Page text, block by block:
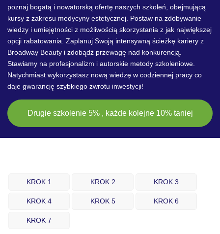
poznaj bogatą i nowatorską ofertę naszych szkoleń, obejmującą
kursy z zakresu medycyny estetycznej. Postaw na zdobywanie
wiedzy i umiejętności z możliwością skorzystania z jak największej
opcji rabatowania. Zaplanuj Swoją intensywną ścieżkę kariery z
Broadway Beauty i zdobądź przewagę nad konkurencją.
Stawiamy na profesjonalizm i autorskie metody szkoleniowe.
Natychmiast wykorzystasz nową wiedzę w codziennej pracy co
daje gwarancję szybkiego zwrotu inwestycji!
Drugie szkolenie 5% , każde kolejne 10% taniej
KROK 1 KROK 2 KROK 3
KROK 4 KROK 5 KROK 6
KROK 7